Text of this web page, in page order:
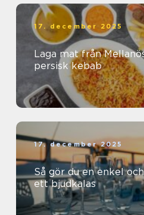
17. december 2025
Laga mat från
persisk kebab
17. december 2025
Så gör du en enkel
ett bjudkalas